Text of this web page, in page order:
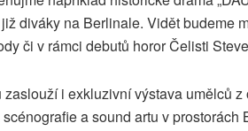
diváky na Berlinale. Vidět budeme
či v rámci debutů horor Čelisti
i exkluzivní výstava umělců
a sound artu v prostorách